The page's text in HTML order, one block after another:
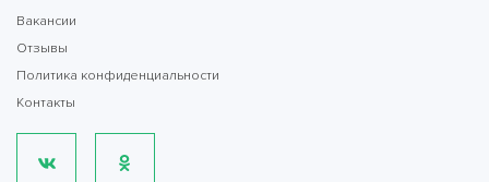
Вакансии
Отзывы
Политика конфиденциальности
Контакты